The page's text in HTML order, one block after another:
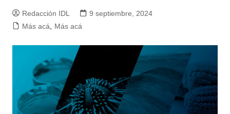
Redacción IDL
9 septiembre, 2024
Más acá, Más acá